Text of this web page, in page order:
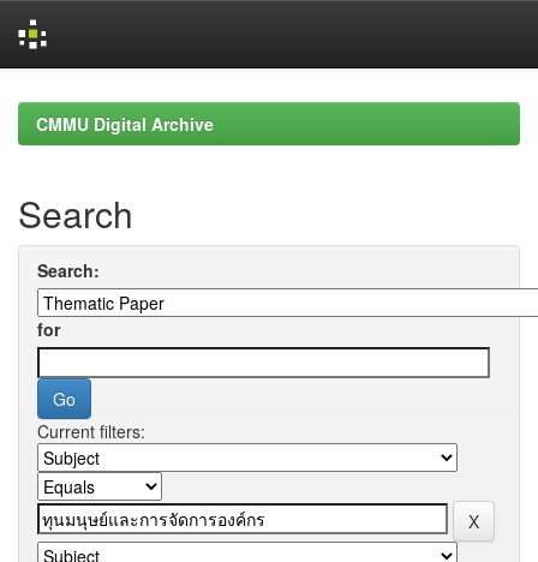
navigationCMMU Digital Archive
Search
Search:
for
Current filters: